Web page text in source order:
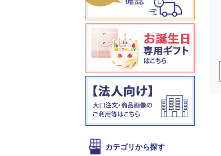
カテゴリから探す